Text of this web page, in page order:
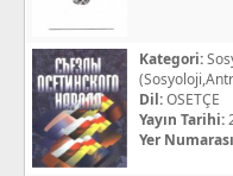
Kategori:
Dil:OSETÇE
Yayın Tarihi:
Yer